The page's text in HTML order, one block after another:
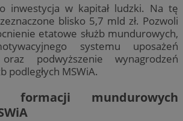
inwestycja w kapitał ludzki. Na tę
blisko 5,7 mld zł. Pozwoli
etatowe służb mundurowych,
systemu uposażeń
podwyższenie wynagrodzeń
podległych MSWiA.
formacji mundurowych